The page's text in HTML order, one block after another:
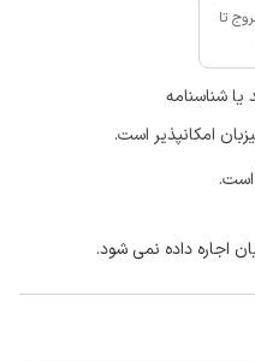
تا
شناسنامه
امکانپذیر است.
است.
اجاره داده نمی شود.